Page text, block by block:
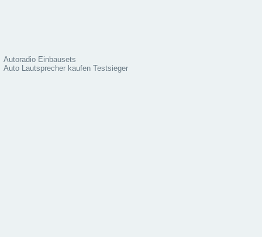
Autoradio Einbausets
Auto Lautsprecher kaufen Testsieger